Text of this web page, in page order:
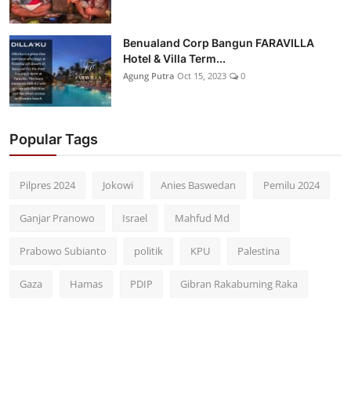
Benualand Corp Bangun FARAVILLA
Hotel & Villa Term...
Agung Putra Oct 15, 2023 0
Popular Tags
Pilpres 2024 Jokowi Anies Baswedan Pemilu 2024
Ganjar Pranowo Israel Mahfud Md
Prabowo Subianto politik KPU Palestina
Gaza Hamas PDIP Gibran Rakabuming Raka